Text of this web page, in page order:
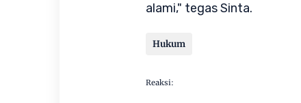
alami," tegas Sinta.
Hukum
Reaksi: